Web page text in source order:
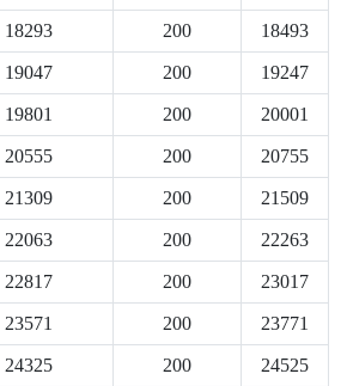
18293 200 18493
19047 200 19247
19801 200 20001
20555 200 20755
21309 200 21509
22063 200 22263
22817 200 23017
23571 200 23771
24325 200 24525